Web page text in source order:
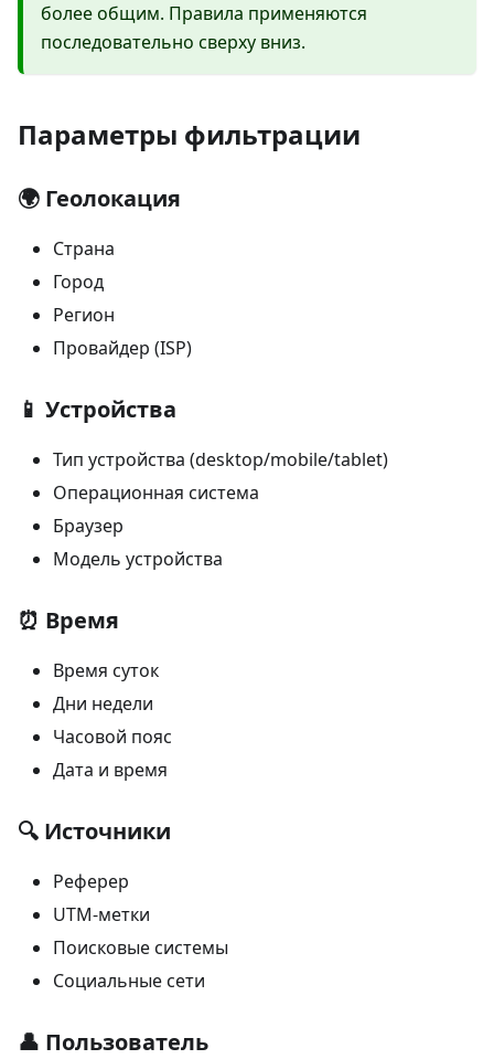
более общим. Правила применяются
последовательно сверху вниз.
Параметры фильтрации
🌍 Геолокация
Страна
Город
Регион
Провайдер (ISP)
📱 Устройства
Тип устройства (desktop/mobile/tablet)
Операционная система
Браузер
Модель устройства
⏰ Время
Время суток
Дни недели
Часовой пояс
Дата и время
🔍 Источники
Реферер
UTM-метки
Поисковые системы
Социальные сети
👤 Пользователь